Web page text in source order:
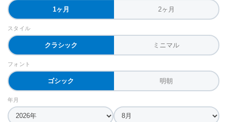
1ヶ月 2ヶ月
スタイル
クラシック ミニマル
フォント
ゴシック 明朝
年月